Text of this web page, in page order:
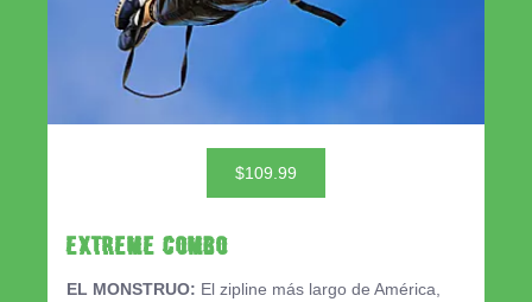
$109.99
EXTREME COMBO
EL MONSTRUO: El zipline más largo de América,